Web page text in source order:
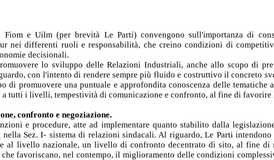
e Uilm (per brevità Le Parti) convengono sull'importanza di
nei differenti ruoli e responsabilità, che creino condizioni di
decisionali.
lo sviluppo delle Relazioni Industriali, anche allo scopo di
con l'intento di rendere sempre più fluido e costruttivo il concreto
di promuovere una puntuale e approfondita conoscenza delle
a tutti i livelli, tempestività di comunicazione e confronto, al fine di
confronto e negoziazione.
e procedure, atte ad implementare quanto stabilito dalla
nella Sez. I- sistema di relazioni sindacali. Al riguardo, Le Parti
al livello nazionale, un livello di confronto decentrato di sito, al fine
favoriscano, nel contempo, il miglioramento delle condizioni